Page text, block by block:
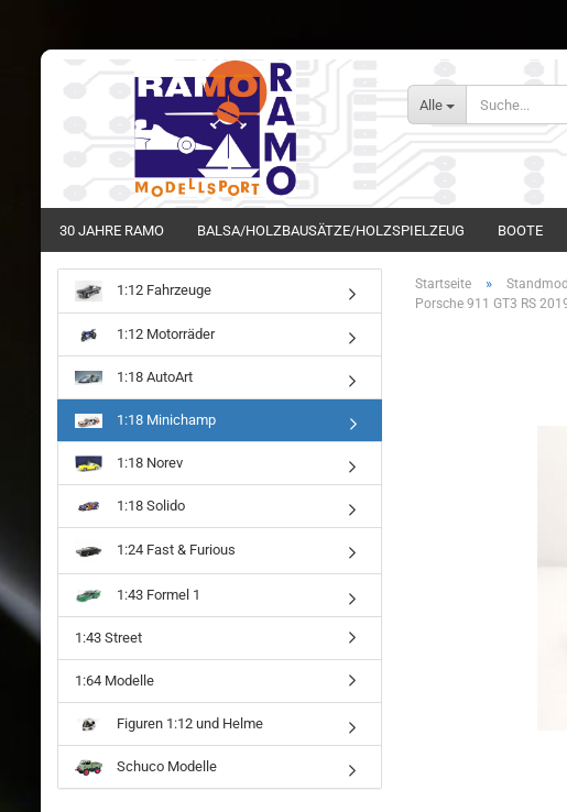
Alle
30 JAHRE RAMO BALSA/HOLZBAUSÄTZE/HOLZSPIELZEUG BOOTE
Startseite »
Porsche 911 GT3 RS
1:12 Fahrzeuge
1:12 Motorräder
1:18 AutoArt
1:18 Minichamp
1:18 Norev
1:18 Solido
1:24 Fast & Furious
1:43 Formel 1
1:43 Street
1:64 Modelle
Figuren 1:12 und Helme
Schuco Modelle